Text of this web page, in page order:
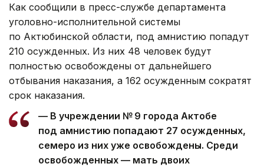
Как сообщили в пресс-службе департамента
уголовно-исполнительной системы
по Актюбинской области, под амнистию попадут
210 осужденных. Из них 48 человек будут
полностью освобождены от дальнейшего
отбывания наказания, а 162 осужденным сократят
срок наказания.
— В учреждении № 9 города Актобе
под амнистию попадают 27 осужденных,
семеро из них уже освобождены. Среди
освобожденных — мать двоих